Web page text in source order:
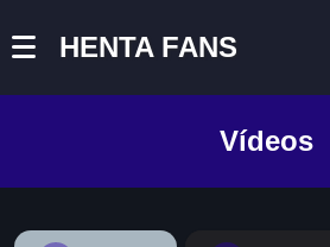
HENTA FANS
Vídeos